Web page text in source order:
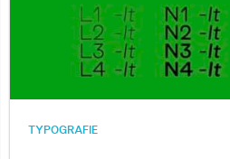
TYPOGRAFIE